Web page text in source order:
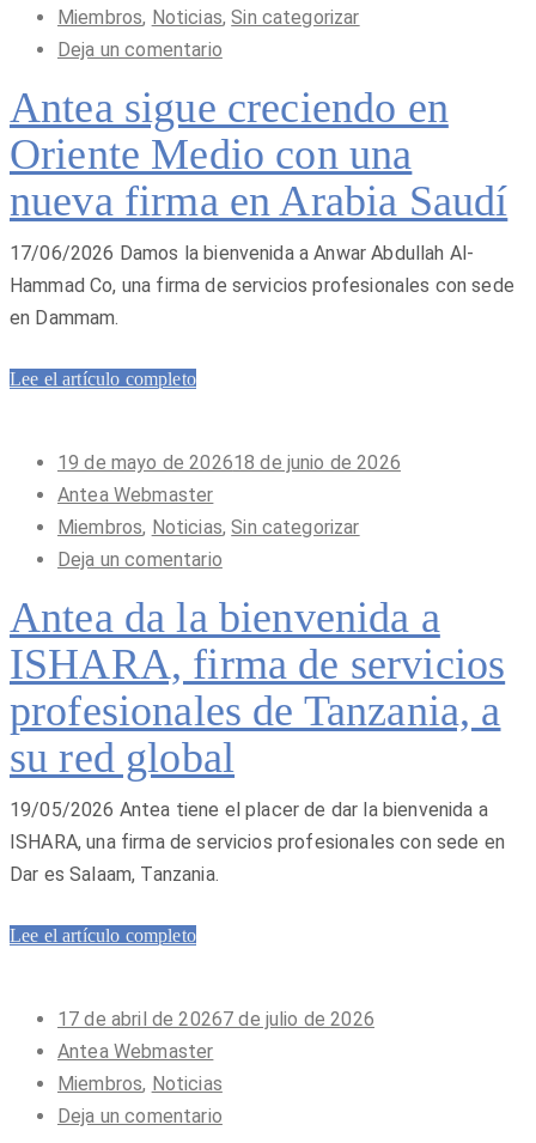
Miembros, Noticias,Sin categorizar
Deja un comentario
Antea sigue creciendo en
Oriente Medio con una
nueva firma en Arabia Saudí
17/06/2026 Damos la bienvenida a Anwar Abdullah Al-
Hammad Co, una firma de servicios profesionales con sede
en Dammam.
Lee el artículo completo
Publicado
en
19 de mayo de 202618 de junio de 2026
Antea Webmaster
Miembros, Noticias,Sin categorizar
Deja un comentario
Antea da la bienvenida a
ISHARA, firma de servicios
profesionales de Tanzania, a
su red global
19/05/2026 Antea tiene el placer de dar la bienvenida a
ISHARA, una firma de servicios profesionales con sede en
Dar es Salaam, Tanzania.
Lee el artículo completo
Publicado
en
17 de abril de 20267 de julio de 2026
Antea Webmaster
Miembros, Noticias
Deja un comentario